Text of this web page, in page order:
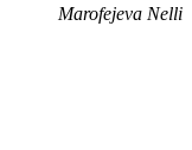
Marofejeva Nelli